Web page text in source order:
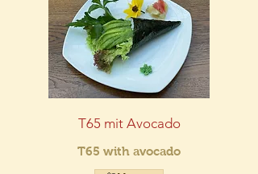
T65 mit Avocado
T65 with avocado